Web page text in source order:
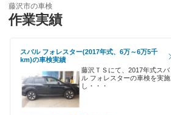
茅ヶ崎市
秦野市
平塚市
ハイブリッド車OK
120分以内の車検
1日車検
コスモの車検
ミタニ車検
GTNET×カフェ車検
キグナス車検
藤沢市の車検
作業実績
スバル フォレスター(2017年式、6万～6万5千
km)の車検実績
藤沢ＴＳにて、2017年式スバ
ル フォレスターの車検を実施
し・・・